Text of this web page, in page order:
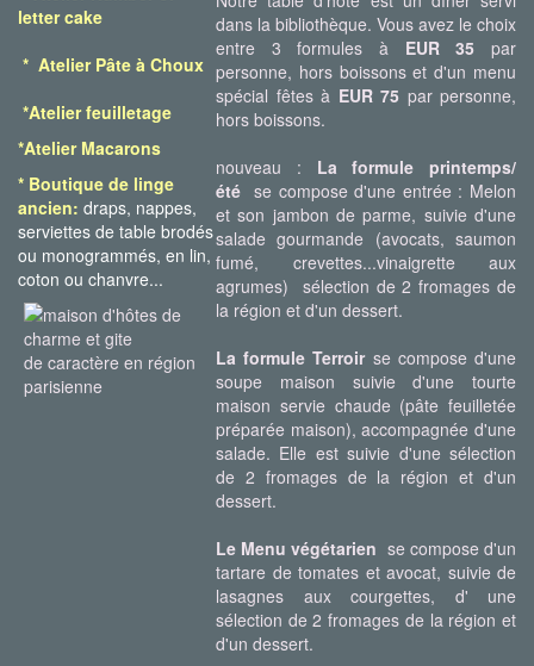
letter cake
* Atelier Pâte à Choux
*Atelier feuilletage
*Atelier Macarons
* Boutique de linge
ancien: draps, nappes,
serviettes de table brodés
ou monogrammés, en lin,
coton ou chanvre...
dans la bibliothèque. Vous avez le choix
entre 3 formules à EUR 35 par
personne, hors boissons et d'un menu
spécial fêtes à EUR 75 par personne,
hors boissons.
nouveau : La formule printemps/
étése compose d'une entrée : Melon
et son jambon de parme, suivie d'une
salade gourmande (avocats, saumon
fumé, crevettes...vinaigrette aux
agrumes) sélection de 2 fromages de
la région et d'un dessert.
La formule Terroirse compose d'une
soupe maison suivie d'une tourte
maison servie chaude (pâte feuilletée
préparée maison), accompagnée d'une
salade. Elle est suivie d'une sélection
de 2 fromages de la région et d'un
dessert.
Le Menu végétarien se compose d'un
tartare de tomates et avocat, suivie de
lasagnes aux courgettes, d' une
sélection de 2 fromages de la région et
d'un dessert.